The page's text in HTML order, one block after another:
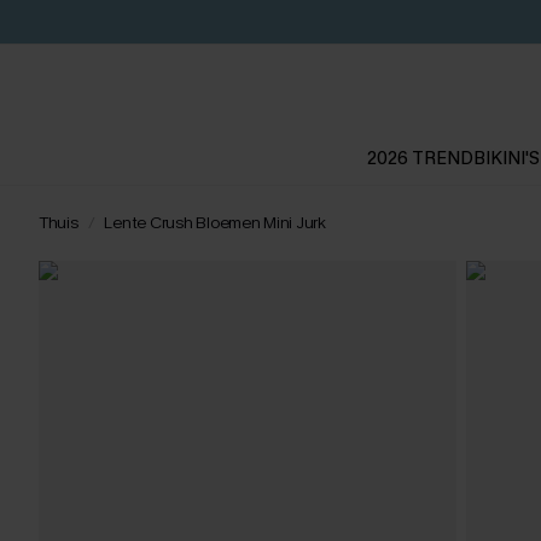
2026 TRENDBIKINI'S
Thuis Lente Crush Bloemen Mini Jurk